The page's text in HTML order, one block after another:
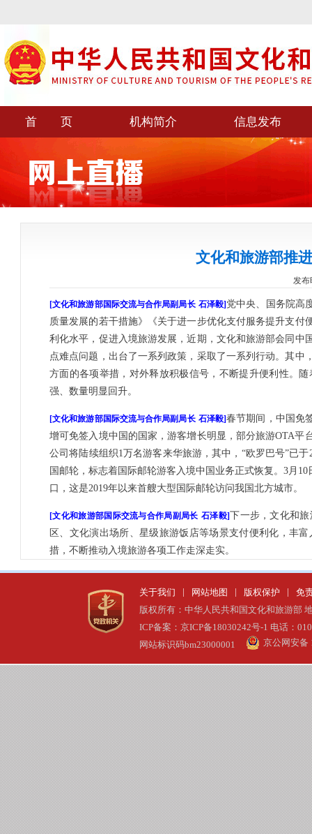
首 页 机构简介 信息发布
文化和旅游部推
发布
[文化和旅游部国际交流与合作局副局长 石泽毅] 党中央、国务院高
质量发展的若干措施》《关于进一步优化支付服务提升支
利化水平，促进入境旅游发展，近期，文化和旅游部会同
点难点问题，出台了一系列政策，采取了一系列行动。其
方面的各项举措，对外释放积极信号，不断提升便利性。
强、数量明显回升。
[文化和旅游部国际交流与合作局副局长 石泽毅]春节期间，中国免
增可免签入境中国的国家，游客增长明显，部分旅游OTA平
公司将陆续组织1万名游客来华旅游，其中，“欧罗巴号”已
国邮轮，标志着国际邮轮游客入境中国业务正式恢复。3月
口，这是2019年以来首艘大型国际邮轮访问我国北方城市。
[文化和旅游部国际交流与合作局副局长 石泽毅]下一步，文化和
区、文化演出场所、星级旅游饭店等场景支付便利化，丰
措，不断推动入境旅游各项工作走深走实。